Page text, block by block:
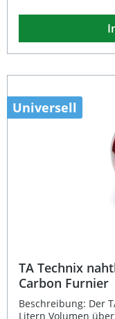
Anschlüsse
und eine einfache
robuste
und zuverlässige
Hochwertige Optik
Tuninganwendungen Mehrere Anschlüsse (3 x G1/4", 2 x
G3/8") für flexible Installation
Verwendung ohne
TA Technix
Universell
TA Technix
Carbon Furnier
Beschreibung: Der
Litern Volumen